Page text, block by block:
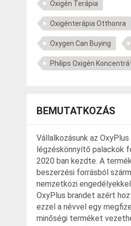
Oxigén Terápia
Oxigénterápia Otthonra
Oxygen Can Buying
Philips Oxigén
BEMUTATKOZÁS
Vállalkozásunk az
légzéskönnyítő palackok
2020 ban kezdte. A
beszerzési forrásból
nemzetközi
OxyPlus brandet azért
ezzel a névvel egy
minőségi terméket